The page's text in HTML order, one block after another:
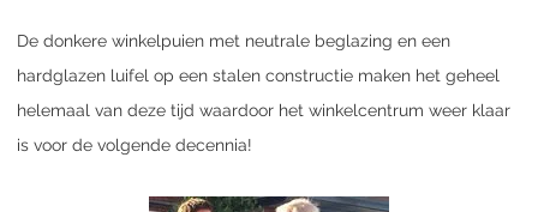
De donkere winkelpuien met neutrale beglazing en een
hardglazen luifel op een stalen constructie maken het geheel
helemaal van deze tijd waardoor het winkelcentrum weer klaar
is voor de volgende decennia!